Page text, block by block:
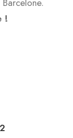
!